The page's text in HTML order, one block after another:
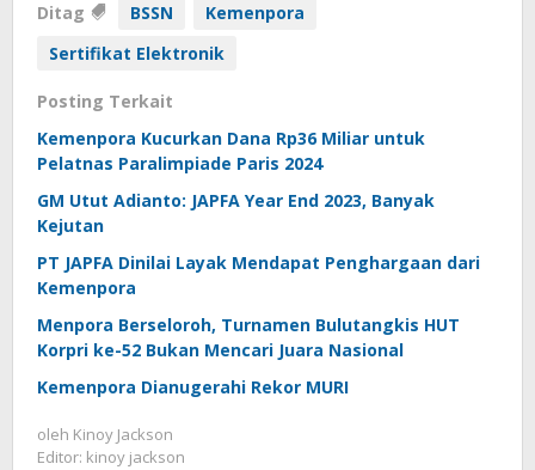
Ditag BSSN
Kemenpora
Sertifikat Elektronik
Posting Terkait
Kemenpora Kucurkan Dana Rp36 Miliar untuk
Pelatnas Paralimpiade Paris 2024
GM Utut Adianto: JAPFA Year End 2023, Banyak
Kejutan
PT JAPFA Dinilai Layak Mendapat Penghargaan dari
Kemenpora
Menpora Berseloroh, Turnamen Bulutangkis HUT
Korpri ke-52 Bukan Mencari Juara Nasional
Kemenpora Dianugerahi Rekor MURI
oleh Kinoy Jackson
Editor: kinoy jackson